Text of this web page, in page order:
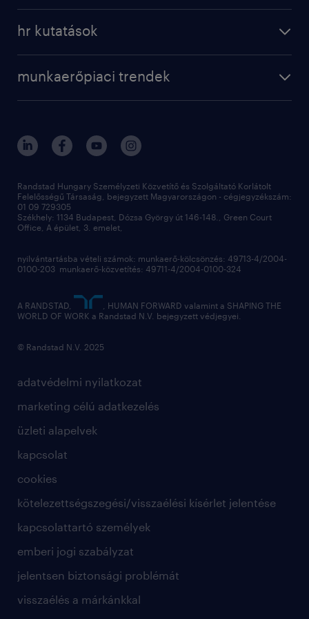
karrier tippek
kapcsolat
operational
kapcsolat
hr kutatások
employer brand research
munkaerőpiaci trendek
hr kutatások
kiválasztás
megtartás
munkahelyi teljesítmény
toborzás
munkaerőpiac
hírlevél
adatvédelmi nyilatkozat
marketing célú adatkezelés
üzleti alapelvek
kapcsolat
cookies
kötelezettségszegési/visszaélési kísérlet jelentése
kapcsolattartó személyek
emberi jogi szabályzat
jelentsen biztonsági problémát
visszaélés a márkánkkal
Randstad Hungary Személyzeti Közvetítő és Szolgáltató Korlátolt
Felelősségű Társaság, bejegyzett Magyarországon - cégjegyzékszám:
01 09 729305
Székhely: 1134 Budapest, Dózsa György út 146-148., Green Court
Office, A épület, 3. emelet,
nyilvántartásba vételi számok: munkaerő-kölcsönzés: 49713-4/2004-
0100-203 munkaerő-közvetítés: 49711-4/2004-0100-324
A RANDSTAD,
, HUMAN FORWARD valamint a SHAPING THE
WORLD OF WORK a Randstad N.V. bejegyzett védjegyei.
© Randstad N.V. 2025